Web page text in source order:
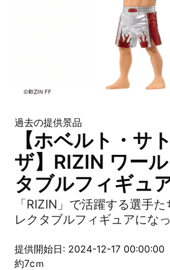
過去の提供景品
【ホベルト・サ
ザ】RIZIN ワー
タブルフィギュ
「RIZIN」で活躍する選手
レクタブルフィギュアにな
提供開始日: 2024-12-17 00:00:00
約7cｍ